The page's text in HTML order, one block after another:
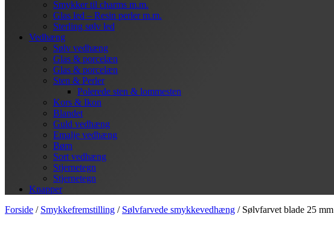
Smykker til charms m.m.
Glas led – Resin perler m.m.
Sterling sølv led
Vedhæng
Sølv vedhæng
Glas & porcelæn
Glas & porcelæn
Sten & Perler
Polerede sten & lommesten
Kors & Ikon
Blandet
Guld vedhæng
Emalje vedhæng
Børn
Sort vedhæng
Stjernetegn
Stjernetegn
Knapper
Forside / Smykkefremstilling / Sølvfarvede smykkevedhæng / Sølvfarvet blade 25 mm